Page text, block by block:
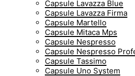
Capsule Lavazza Blue
Capsule Lavazza Firma
Capsule Martello
Capsule Mitaca Mps
Capsule Nespresso
Capsule Nespresso
Capsule Tassimo
Capsule Uno System